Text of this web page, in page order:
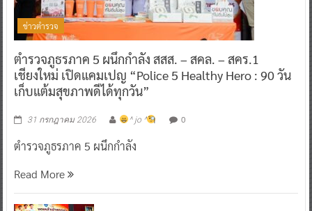
ข่าวตำรวจ
ตำรวจภูธรภาค 5 ผนึกกำลัง สสส. – สคล. – สคร.1
เชียงใหม่ เปิดแคมเปญ “Police 5 Healthy Hero : 90 วัน
เก็บแต้มสุขภาพดีได้ทุกวัน”
31 กรกฎาคม 2026 ^ jo ^ 0
ตำรวจภูธรภาค 5 ผนึกกำลัง
Read More